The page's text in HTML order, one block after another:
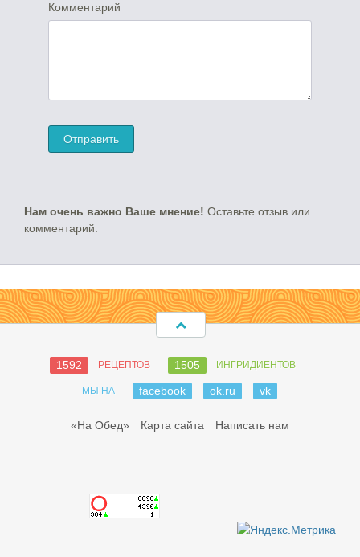
Комментарий
Нам очень важно Ваше мнение! Оставьте отзыв или
комментарий.
1592 РЕЦЕПТОВ 1505 ИНГРИДИЕНТОВ
МЫ НА facebook ok.ru vk
«На Обед» Карта сайта Написать нам